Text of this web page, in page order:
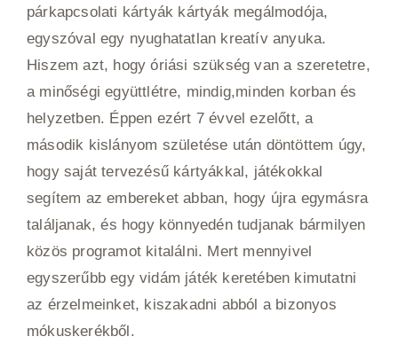
párkapcsolati kártyák kártyák megálmodója,
egyszóval egy nyughatatlan kreatív anyuka.
Hiszem azt, hogy óriási szükség van a szeretetre,
a minőségi együttlétre, mindig,minden korban és
helyzetben. Éppen ezért 7 évvel ezelőtt, a
második kislányom születése után döntöttem úgy,
hogy saját tervezésű kártyákkal, játékokkal
segítem az embereket abban, hogy újra egymásra
találjanak, és hogy könnyedén tudjanak bármilyen
közös programot kitalálni. Mert mennyivel
egyszerűbb egy vidám játék keretében kimutatni
az érzelmeinket, kiszakadni abból a bizonyos
mókuskerékből.